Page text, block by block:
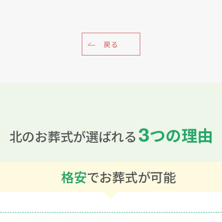
戻る
北のお葬式が選ばれる3つの理由
格安でお葬式が可能